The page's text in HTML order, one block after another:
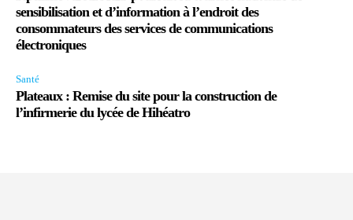
sensibilisation et d’information à l’endroit des
consommateurs des services de communications
électroniques
Santé
Plateaux : Remise du site pour la construction de
l’infirmerie du lycée de Hihéatro